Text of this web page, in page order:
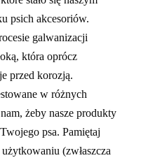
psich akcesoriów.
galwanizacji
która oprócz
przed korozją.
w różnych
żeby nasze produkty
psa. Pamiętaj
(zwłaszcza